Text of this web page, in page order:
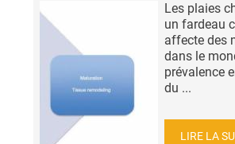
Les plaies
un fardeau
affecte des
dans le
prévalence
du ...
LIRE LA